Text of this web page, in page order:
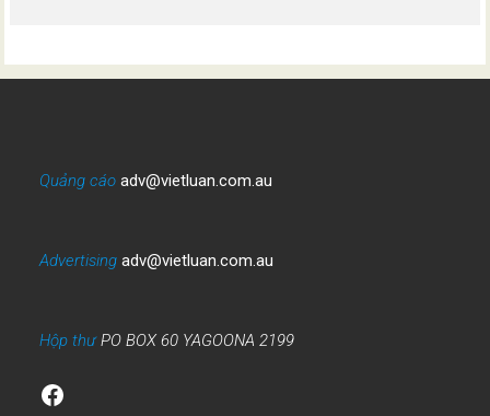
Quảng cáo adv@vietluan.com.au
Advertising adv@vietluan.com.au
Hộp thưPO BOX 60 YAGOONA 2199
Facebook